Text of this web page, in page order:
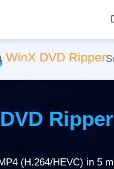
WinX DVD Ripper
(H.264/HEVC) in 5